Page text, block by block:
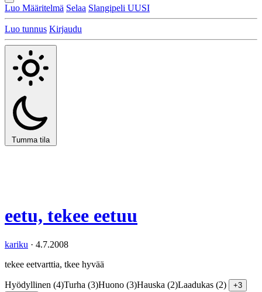
Luo Määritelmä Selaa Slangipeli UUSI
Luo tunnus Kirjaudu
Tumma tila
eetu, tekee eetuu
kariku · 4.7.2008
tekee eetvarttia, tkee hyvää
Hyödyllinen (4)Turha (3)Huono (3)Hauska (2)Laadukas (2)
+3